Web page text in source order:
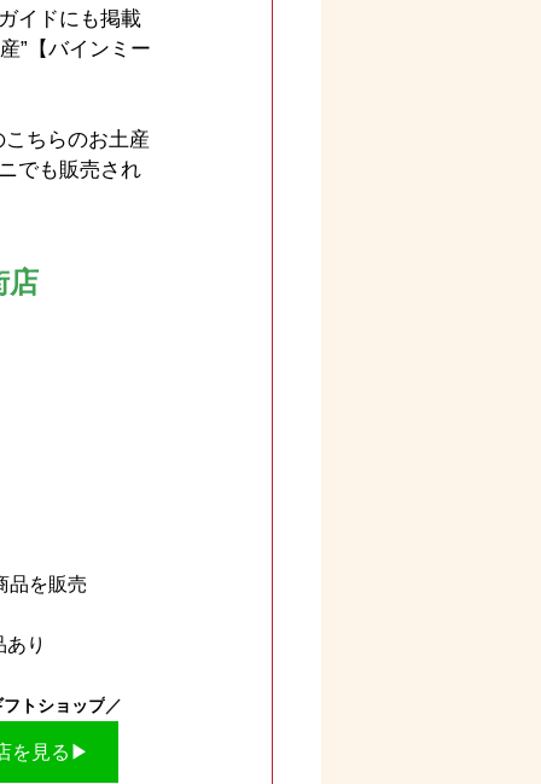
イドにも掲載
”【バインミー
ちらのお土産
でも販売され
店
品を販売
り
トショップ／
を見る▶